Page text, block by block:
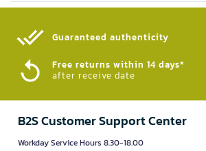
Guaranteed authenticity​
Free returns within 14 days*
after receive date
B2S Customer Support Center
Workday Service Hours 8.30-18.00